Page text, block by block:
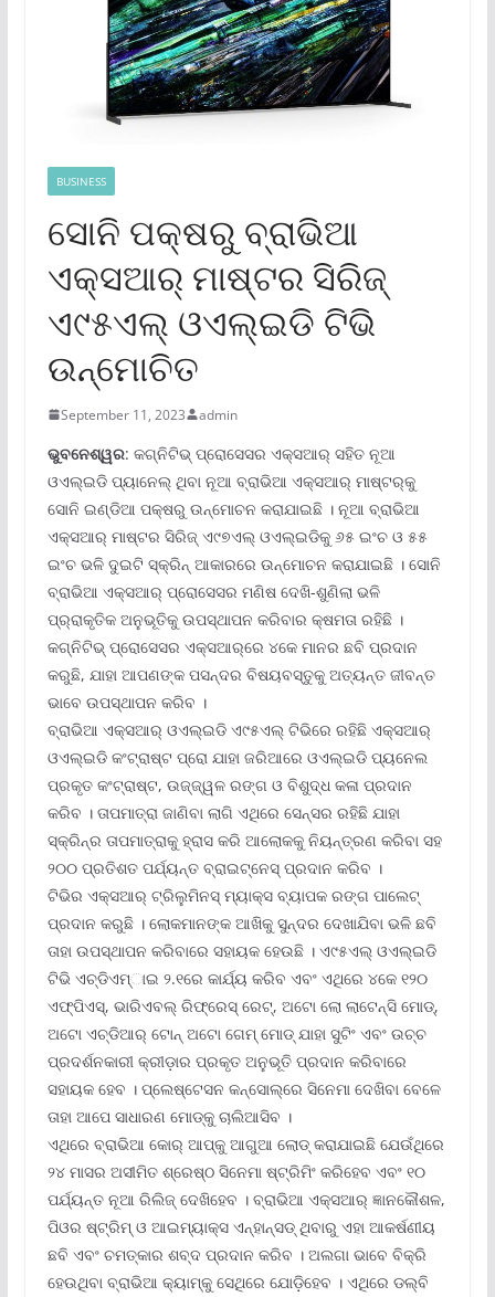
BUSINESS
ସୋନି ପକ୍ଷରୁ ବ୍ରାଭିଆ
ଏକ୍ସଆର୍ ମାଷ୍ଟର ସିରିଜ୍
ଏ୯୫ଏଲ୍ ଓଏଲ୍‌ଇଡି ଟିଭି
ଉନ୍ମୋଚିତ
September 11, 2023 admin
ଭୁବନେଶ୍ୱର: କଗ୍ନିଟିଭ୍ ପ୍ରୋସେସର ଏକ୍ସଆର୍ ସହିତ ନୂଆ
ଓଏଲ୍‌ଇଡି ପ୍ୟାନେଲ୍ ଥିବା ନୂଆ ବ୍ରାଭିଆ ଏକ୍ସଆର୍ ମାଷ୍ଟର୍‌କୁ
ସୋନି ଇଣ୍ଡିଆ ପକ୍ଷରୁ ଉନ୍ମୋଚନ କରାଯାଇଛି । ନୂଆ ବ୍ରାଭିଆ
ଏକ୍ସଆର୍ ମାଷ୍ଟର ସିରିଜ୍ ଏ୯୭ଏଲ୍ ଓଏଲ୍‌ଇଡିକୁ ୬୫ ଇଂଚ ଓ ୫୫
ଇଂଚ ଭଳି ଦୁଇଟି ସ୍କ୍ରିନ୍ ଆକାରରେ ଉନ୍ମୋଚନ କରାଯାଇଛି । ସୋନି
ବ୍ରାଭିଆ ଏକ୍ସଆର୍ ପ୍ରୋସେସର ମଣିଷ ଦେଖି-ଶୁଣିଲା ଭଳି
ପ୍ର୍ରାକୃତିକ ଅନୁଭୂତିକୁ ଉପସ୍ଥାପନ କରିବାର କ୍ଷମତା ରହିଛି ।
କଗ୍ନିଟିଭ୍ ପ୍ରୋସେସର ଏକ୍ସଆର୍‌ରେ ୪କେ ମାନର ଛବି ପ୍ରଦାନ
କରୁଛି, ଯାହା ଆପଣଙ୍କ ପସନ୍ଦର ବିଷୟବସ୍ତୁକୁ ଅତ୍ୟନ୍ତ ଜୀବନ୍ତ
ଭାବେ ଉପସ୍ଥାପନ କରିବ ।
ବ୍ରାଭିଆ ଏକ୍ସଆର୍ ଓଏଲ୍‌ଇଡି ଏ୯୫ଏଲ୍ ଟିଭିରେ ରହିଛି ଏକ୍ସଆର୍
ଓଏଲ୍‌ଇଡି କଂଟ୍ରାଷ୍ଟ ପ୍ରୋ ଯାହା ଜରିଆରେ ଓଏଲ୍‌ଇଡି ପ୍ୟନେଲ
ପ୍ରକୃତ କଂଟ୍ରାଷ୍ଟ, ଉଜ୍ଜ୍ୱଳ ରଙ୍ଗ ଓ ବିଶୁଦ୍ଧ କଳା ପ୍ରଦାନ
କରିବ । ତାପମାତ୍ରା ଜାଣିବା ଲାଗି ଏଥିରେ ସେନ୍‌ସର ରହିଛି ଯାହା
ସ୍କ୍ରିନ୍‌ର ତାପମାତ୍ରାକୁ ହ୍ରାସ କରି ଆଲୋକକୁ ନିୟନ୍ତ୍ରଣ କରିବା ସହ
୨୦୦ ପ୍ରତିଶତ ପର୍ଯ୍ୟନ୍ତ ବ୍ରାଇଟ୍‌ନେସ୍ ପ୍ରଦାନ କରିବ ।
ଟିଭିର ଏକ୍ସଆର୍ ଟ୍ରିଲୁମିନସ୍ ମ୍ୟାକ୍ସ ବ୍ୟାପକ ରଙ୍ଗ ପାଲେଟ୍
ପ୍ରଦାନ କରୁଛି । ଲୋକମାନଙ୍କ ଆଖିକୁ ସୁନ୍ଦର ଦେଖାଯିବା ଭଳି ଛବି
ତାହା ଉପସ୍ଥାପନ କରିବାରେ ସହାୟକ ହେଉଛି । ଏ୯୫ଏଲ୍ ଓଏଲ୍‌ଇଡି
ଟିଭି ଏଚ୍‌ଡିଏମ୍‌ାଇ ୨.୧ରେ କାର୍ଯ୍ୟ କରିବ ଏବଂ ଏଥିରେ ୪କେ ୧୨୦
ଏଫ୍‌ପିଏସ୍‌, ଭାରିଏବଲ୍ ରିଫ୍ରେସ୍ ରେଟ୍‌, ଅଟୋ ଲୋ ଲାଟେନ୍‌ସି ମୋଡ୍‌,
ଅଟୋ ଏଚ୍‌ଡିଆର୍ ଟୋନ୍ ଅଟୋ ଗେମ୍ ମୋଡ୍ ଯାହା ସୁଟିଂ ଏବଂ ଉଚ୍ଚ
ପ୍ରଦର୍ଶନକାରୀ କ୍ରୀଡ଼ାର ପ୍ରକୃତ ଅନୁଭୂତି ପ୍ରଦାନ କରିବାରେ
ସହାୟକ ହେବ । ପ୍ଲେଷ୍ଟେସନ କନ୍‌ସୋଲ୍‌ରେ ସିନେମା ଦେଖିବା ବେଳେ
ତାହା ଆପେ ସାଧାରଣ ମୋଡ୍‌କୁ ଚାଲିଆସିବ ।
ଏଥିରେ ବ୍ରାଭିଆ କୋର୍ ଆପ୍‌କୁ ଆଗୁଆ ଲୋଡ୍ କରାଯାଇଛି ଯେଉଁଥିରେ
୨୪ ମାସର ଅସୀମିତ ଶ୍ରେଷ୍ଠ ସିନେମା ଷ୍ଟ୍ରିମିଂ କରିହେବ ଏବଂ ୧୦
ପର୍ଯ୍ୟନ୍ତ ନୂଆ ରିଲିଜ୍ ଦେଖିହେବ । ବ୍ରାଭିଆ ଏକ୍ସଆର୍ ଜ୍ଞାନକୌଶଳ,
ପିଓର ଷ୍ଟ୍ରିମ୍ ଓ ଆଇମ୍ୟାକ୍ସ ଏନ୍‌ହାନ୍‌ସଡ୍ ଥିବାରୁ ଏହା ଆକର୍ଷଣୀୟ
ଛବି ଏବଂ ଚମତ୍କାର ଶବ୍ଦ ପ୍ରଦାନ କରିବ । ଅଲଗା ଭାବେ ବିକ୍ରି
ହେଉଥିବା ବ୍ରାଭିଆ କ୍ୟାମ୍‌କୁ ସେଥିରେ ଯୋଡ଼ିହେବ । ଏଥିରେ ଡଲ୍‌ବି